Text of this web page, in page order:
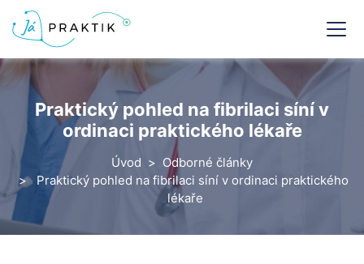
Praktický pohled na fibrilaci síní v
ordinaci praktického lékaře
Úvod
Odborné články
Praktický pohled na fibrilaci síní v ordinaci praktického
lékaře